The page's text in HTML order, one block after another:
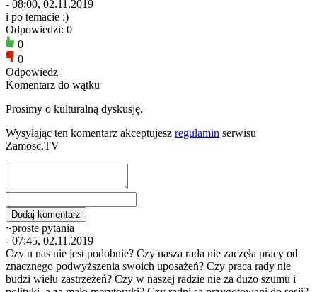
- 08:00, 02.11.2019
i po temacie :)
Odpowiedzi: 0
0
0
Odpowiedz
Komentarz do wątku
Prosimy o kulturalną dyskusję.
Wysyłając ten komentarz akceptujesz regulamin serwisu
Zamosc.TV
~proste pytania
- 07:45, 02.11.2019
Czy u nas nie jest podobnie? Czy nasza rada nie zaczęła pracy od
znacznego podwyższenia swoich uposażeń? Czy praca rady nie
budzi wielu zastrzeżeń? Czy w naszej radzie nie za dużo szumu i